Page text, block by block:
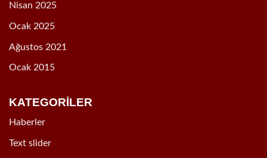
Nisan 2025
Ocak 2025
Ağustos 2021
Ocak 2015
KATEGORİLER
Haberler
Text slider